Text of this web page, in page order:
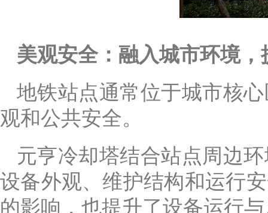
美观安全：融入城市环境
地铁站点通常位于城市核
观和公共安全。
元亨冷却塔结合站点周边
设备外观、维护结构和运行
的影响，也提升了设备运行